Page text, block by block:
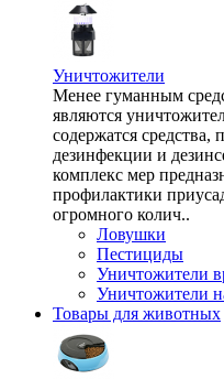
Уничтожители
Менее гуманным
являются
содержатся
дезинфекции и
комплекс мер
профилактики
огромного колич..
Ловушки
Пестициды
Уничтожители
Уничтожители
Товары для животных